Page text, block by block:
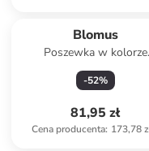
Blomus
Poszewka w kolorze
jasnobrązowym na
40 x 40 cm
-52%
81,95 zł
Cena producenta: 173,78